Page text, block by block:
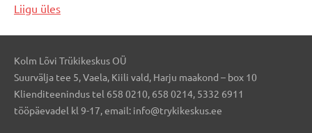
Liigu üles
Kolm Lõvi Trükikeskus OÜ
Suurvälja tee 5, Vaela, Kiili vald, Harju maakond – box 10
Klienditeenindus tel 658 0210, 658 0214, 5332 6911
tööpäevadel kl 9-17, email: info@trykikeskus.ee